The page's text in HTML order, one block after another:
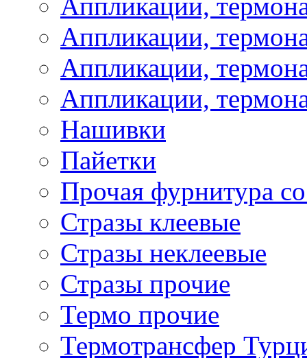
Аппликации,
Аппликации,
Аппликации,
Нашивки
Пайетки
Прочая фурнитура
Стразы клеевые
Стразы неклеевые
Стразы прочие
Термо прочие
Термотрансфер